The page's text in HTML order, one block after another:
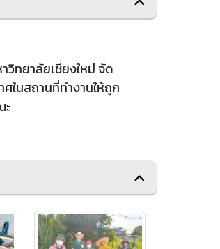
ทยาลัยเชียงใหม่ จัด
ในสถานที่ทำงานให้ถูก